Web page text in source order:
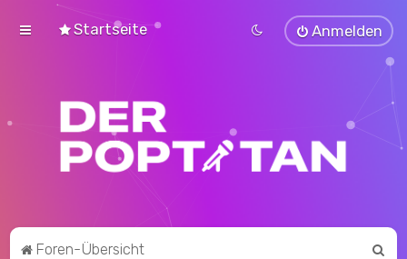
Startseite Anmelden
Foren-Übersicht